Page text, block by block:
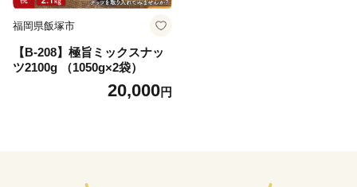
福岡県飯塚市
【B-208】極旨ミックスナッ
ツ2100g （1050g×2袋）
20,000円